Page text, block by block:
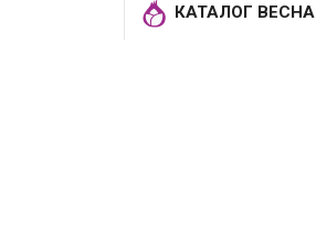
КАТАЛОГ ВЕСНА